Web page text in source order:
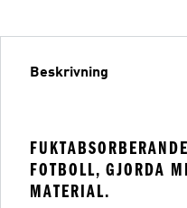
Beskrivning
FOTBOLL, GJORDA
MATERIAL.